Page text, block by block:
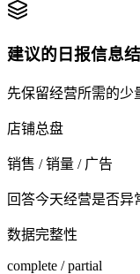
建议的日报信息
先保留经营所需的少
店铺总盘
销售 / 销量 / 广告
回答今天经营是否异
数据完整性
complete / partial